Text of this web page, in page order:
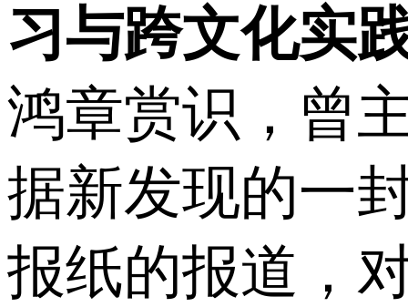
习与跨文化实
鸿章赏识，曾
据新发现的一
报纸的报道，